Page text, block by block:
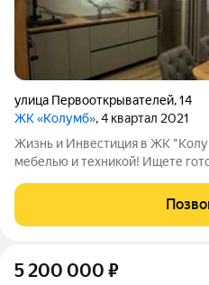
улица Первооткрывателей,14
ЖК «Колумб», 4 квартал 2021
Жизнь и Инвестиция в ЖК
мебелью и техникой! Ищете
современную квартиру в
комплекс в Тюмени,
5 200 000 ₽